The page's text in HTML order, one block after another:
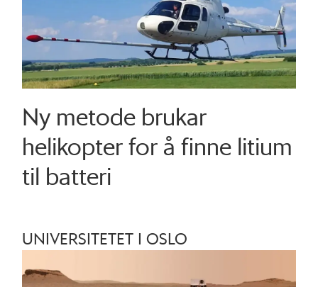
Ny metode brukar
helikopter for å finne litium
til batteri
UNIVERSITETET I OSLO